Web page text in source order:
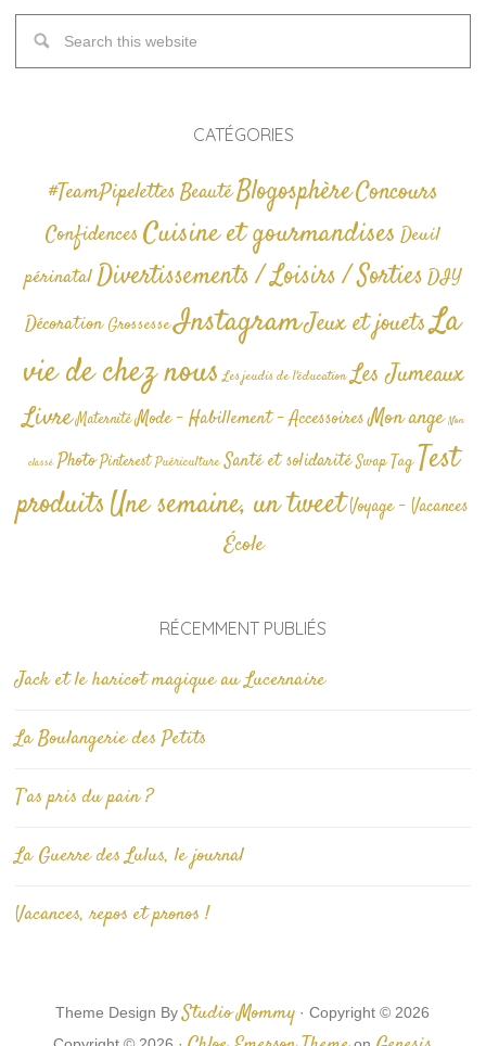
CATÉGORIES
#TeamPipelettesBeautéBlogosphèreConcours
Confidences Cuisine et gourmandises Deuil
périnatalDivertissements / Loisirs / SortiesDIY
Décoration GrossesseInstagramJeux et jouetsLa
vie de chez nous Les jeudis de l'éducation Les Jumeaux
Livre Maternité Mode - Habillement - AccessoiresMon ange Non
classé Photo Pinterest Puériculture Santé et solidarité Swap TagTest
produitsUne semaine, un tweetVoyage - Vacances
École
RÉCEMMENT PUBLIÉS
Jack et le haricot magique au Lucernaire
La Boulangerie des Petits
T’as pris du pain ?
La Guerre des Lulus, le journal
Vacances, repos et pronos !
Theme Design ByStudio Mommy · Copyright © 2026